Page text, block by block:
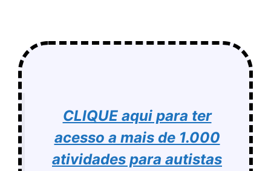
CLIQUE aqui para ter
acesso a mais de 1.000
atividades para autistas